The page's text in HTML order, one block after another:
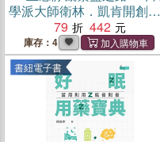
學派大師衛林．凱肯開創性
全球十二堂日常實踐課
79 442
庫存：4
書紐電子書